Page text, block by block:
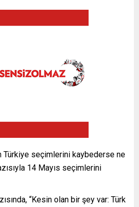
Türkiye seçimlerini kaybederse ne
14 Mayıs seçimlerini
“Kesin olan bir şey var: Türk